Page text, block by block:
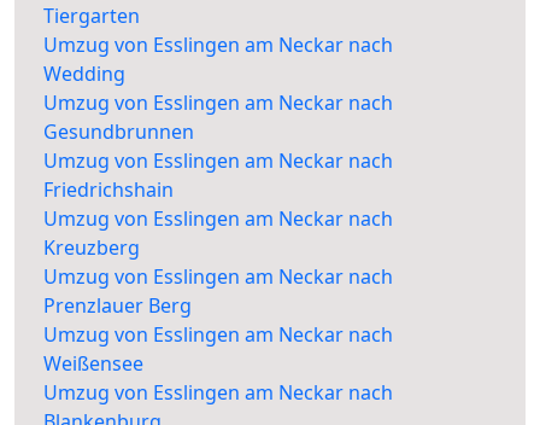
Tiergarten
Umzug von Esslingen am Neckar nach
Wedding
Umzug von Esslingen am Neckar nach
Gesundbrunnen
Umzug von Esslingen am Neckar nach
Friedrichshain
Umzug von Esslingen am Neckar nach
Kreuzberg
Umzug von Esslingen am Neckar nach
Prenzlauer Berg
Umzug von Esslingen am Neckar nach
Weißensee
Umzug von Esslingen am Neckar nach